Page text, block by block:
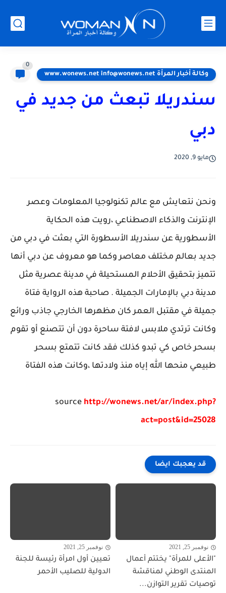
وكالة أخبار المرأة www.wonews.net info@wonews.net
0
سندريلا تبعث من جديد في
دبي
مايو 9, 2020
ونحن نتعايش مع عالم تكنولوجيا المعلومات وعصر
الإنترنت والذكاء الاصطناعي ،رويت هذه الحكاية
الأسطورية عن سندريلا الأسطورة التي بعثت في دبي من
جديد بعالم مختلف معاصر وكما هو معروف عن دبي أنها
تتميز بتحقيق الأحلام المستحيلة في مدينة عصرية مثل
مدينة دبي بالإمارات الجميلة . صاحبة هذه الرواية فتاة
جميلة في مقتبل العمر كان مظهرها الخارجي جاذب ورائع
وكانت ترتدي ملابس لافتة ساحرة دون أن تتصنع أو تقوم
بسحر خاص كي تبدو كذلك فقد كانت تتمتع بسحر
طبيعي منحها الله إياه منذ ولادتها ،وكانت هذه الفتاة
source http://wonews.net/ar/index.php?
act=post&id=25028
قد يعجبك ايضا
نوفمبر 25, 2021
"الأعلى للمرأة" يختتم أعمال
المنتدى الوطني لمناقشة
توصيات تقرير التوازن...
نوفمبر 25, 2021
تعيين أول امرأة رئيسة للجنة
الدولية للصليب الأحمر